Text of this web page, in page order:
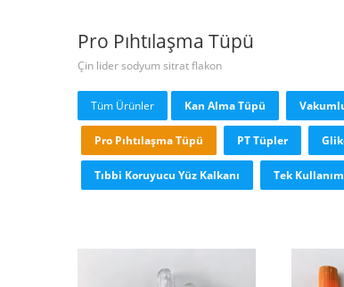
Pro Pıhtılaşma Tüpü
Çin lider sodyum sitrat flakon
Tüm Ürünler Kan Alma Tüpü
Pro Pıhtılaşma Tüpü PT Tüpler
Tıbbi Koruyucu Yüz Kalkanı Tek